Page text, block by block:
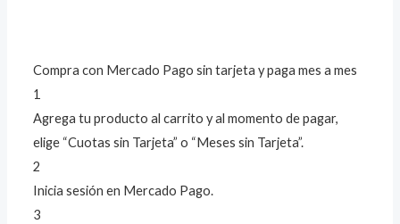
Compra con Mercado Pago sin tarjeta y paga mes a mes
1
Agrega tu producto al carrito y al momento de pagar,
elige “Cuotas sin Tarjeta” o “Meses sin Tarjeta”.
2
Inicia sesión en Mercado Pago.
3